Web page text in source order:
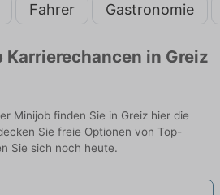
Fahrer Gastronomie
in Greiz
Minijob finden Sie in Greiz hier die
Sie freie Optionen von Top-
Sie sich noch heute.